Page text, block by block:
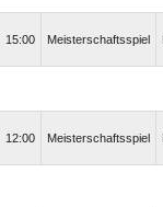
15:00 Meisterschaftsspiel
12:00 Meisterschaftsspiel